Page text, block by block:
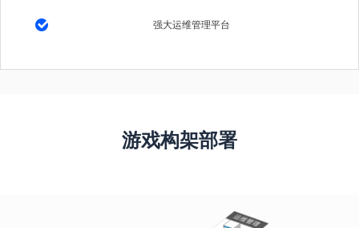
强大运维管理平台
游戏构架部署